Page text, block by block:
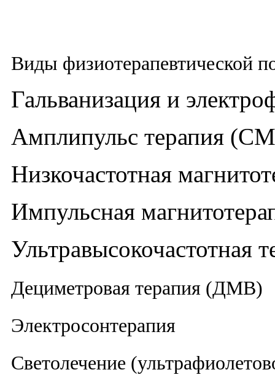
Виды физиотерапевтической
Гальванизация и
Амплипульс терапия
Низкочастотная
Импульсная
Ультравысокочастотная
Дециметровая терапия (ДМВ)
Электросонтерапия
Светолечение